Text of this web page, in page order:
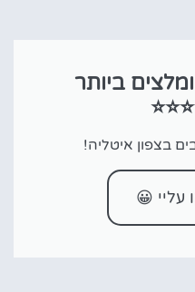
ביותר
בצפון איטליה!
עליי 😀